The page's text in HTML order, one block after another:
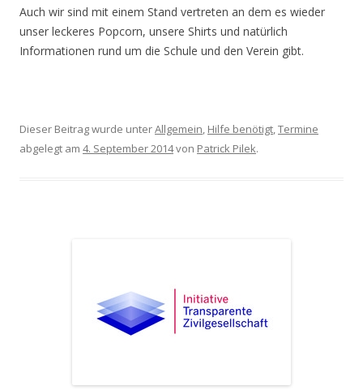
Auch wir sind mit einem Stand vertreten an dem es wieder
unser leckeres Popcorn, unsere Shirts und natürlich
Informationen rund um die Schule und den Verein gibt.
Dieser Beitrag wurde unterAllgemein, Hilfe benötigt,Termine
abgelegt am 4. September 2014von Patrick Pilek.